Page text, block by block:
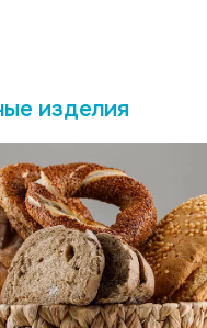
изделия